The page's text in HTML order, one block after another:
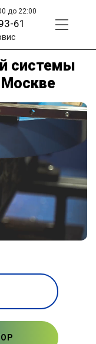
до 22:00
61
системы
Москве